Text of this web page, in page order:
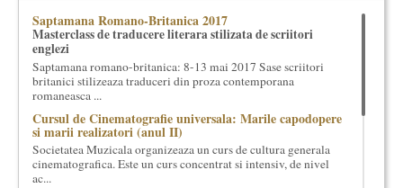
inceput cu muzica clasica - si de aici numele -, insa acum
dezvoltam proiecte si in alte domenii ale culturii.
Facem management cultural, dezvoltam si administram proiecte
proprii sau preluate, modele si sisteme de finantare, marketing
cultural si consultanta. Organizam concursuri, concerte si
evenimente culturale, private sau publice, tinem cursuri de
cultura generala muzicala, teatrala, filosofica si de alte feluri.
Cuvinte in plus despre proiect, despre cei care il administreaza si
cei care il finantateaza sunt in rubricile de mai jos.
Saptamana Romano-Britanica 2017
Masterclass de traducere literara stilizata de scriitori
englezi
Saptamana romano-britanica: 8-13 mai 2017 Sase scriitori
britanici stilizeaza traduceri din proza contemporana
romaneasca ...
Cursul de Cinematografie universala: Marile capodopere
si marii realizatori (anul II)
Societatea Muzicala organizeaza un curs de cultura generala
cinematografica. Este un curs concentrat si intensiv, de nivel
ac...